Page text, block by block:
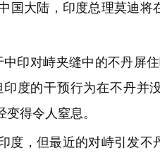
大陆，印度总理莫迪将
印对峙夹缝中的不丹屏
度的干预行为在不丹并
得令人窒息。
度，但最近的对峙引发不